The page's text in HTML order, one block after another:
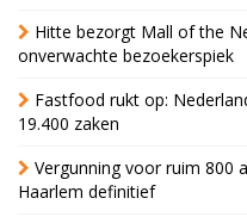
Hitte bezorgt Mall of the
onverwachte bezoekerspiek
Fastfood rukt op:
19.400 zaken
Vergunning voor ruim 800
Haarlem definitief